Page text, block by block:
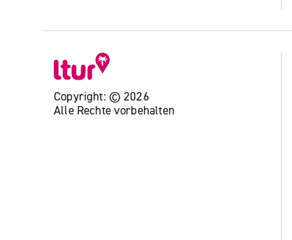
Copyright: © 2026
Alle Rechte vorbehalten